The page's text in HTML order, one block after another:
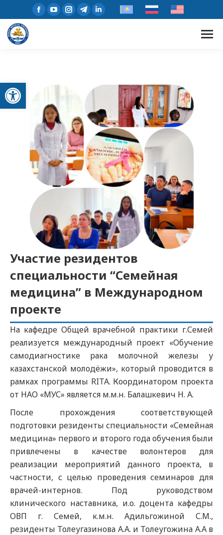
Открыть панель инструментов
Участие резидентов
специальности “Семейная
медицина” в Международном
проекте
На кафедре Общей врачебной практики г.Семей
реализуется международный проект «Обучение
самодиагностике рака молочной железы у
казахстанской молодёжи», который проводится в
рамках программы RITA. Координатором проекта
от НАО «МУС» является м.м.н. Балашкевич Н. А.
После прохождения соответствующей
подготовки резиденты специальности «Семейная
медицина» первого и второго года обучения были
привлечены в качестве волонтеров для
реализации мероприятий данного проекта, в
частности, с целью проведения семинаров для
врачей-интернов. Под руководством
клинического наставника, и.о. доцента кафедры
ОВП г. Семей, к.м.н. Адильгожиной С.М.,
резиденты Толеугазинова А.А. и Толеугожина А.А в